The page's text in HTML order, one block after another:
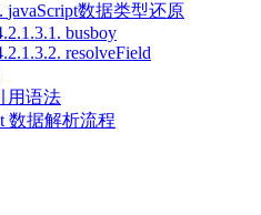
javaScript数据类型还原
busboy
resolveField
用语法
数据解析流程